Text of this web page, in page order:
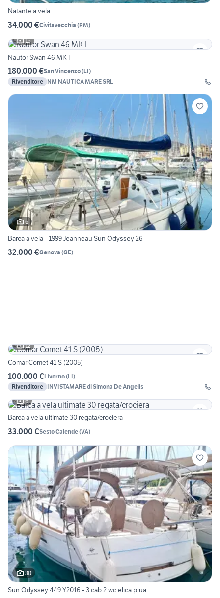
Natante a vela
34.000 €Civitavecchia (RM)
16
Nautor Swan 46 MK I
180.000 €San Vincenzo(LI)
Rivenditore NM NAUTICA MARE SRL
6
Barca a vela - 1999 Jeanneau Sun Odyssey 26
32.000 €Genova (GE)
12
Comar Comet 41 S (2005)
100.000 €Livorno(LI)
Rivenditore INVISTAMARE di Simona De Angelis
6
Barca a vela ultimate 30 regata/crociera
33.000 €Sesto Calende(VA)
30
Sun Odyssey 449 Y2016 - 3 cab 2 wc elica prua